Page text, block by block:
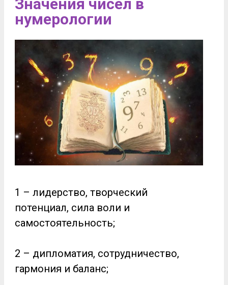
Значения чисел в
нумерологии
1 – лидерство, творческий
потенциал, сила воли и
самостоятельность;
2 – дипломатия, сотрудничество,
гармония и баланс;